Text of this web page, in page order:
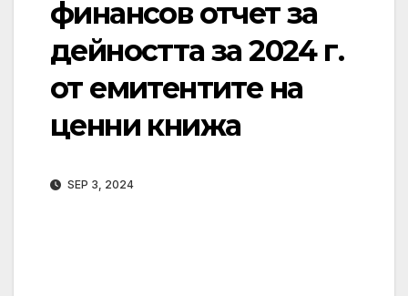
финансов отчет за
дейността за 2024 г.
от емитентите на
ценни книжа
SEP 3, 2024